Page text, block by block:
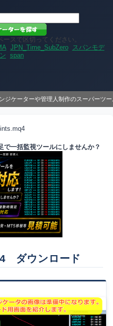
スで区切ってください。
JPN_Time_SubZero
スパンモデ
span
ジケーターや管理人制作のスーパーツ
一括監視ツールにしませんか？
ダウンロード